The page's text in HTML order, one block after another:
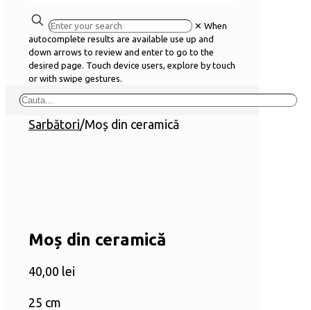
✕ When
autocomplete results are available use up and
down arrows to review and enter to go to the
desired page. Touch device users, explore by touch
or with swipe gestures.
Sarbători/Moș din ceramică
Moș din ceramică
40,00 lei
25 cm